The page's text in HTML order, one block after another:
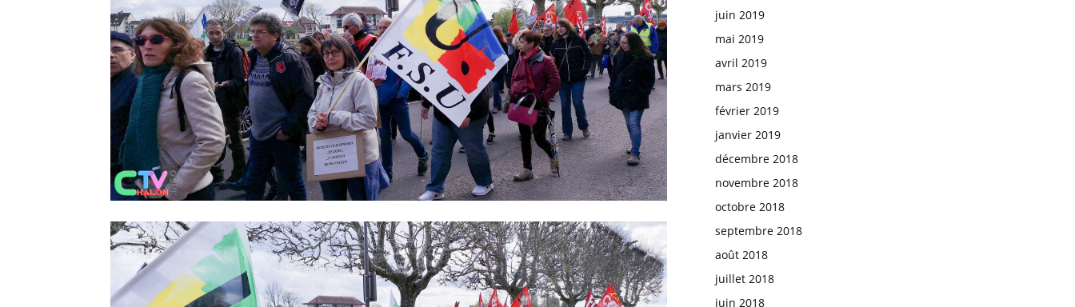
juin 2019
mai 2019
avril 2019
mars 2019
février 2019
janvier 2019
décembre 2018
novembre 2018
octobre 2018
septembre 2018
août 2018
juillet 2018
juin 2018